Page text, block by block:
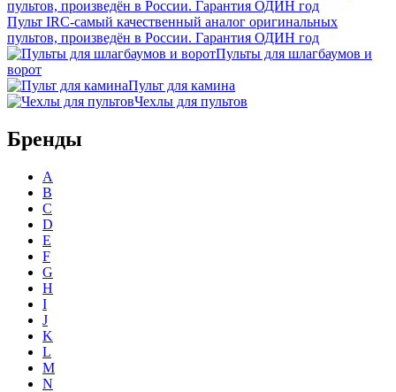
Пульт IRC-самый качественный аналог оригинальных
пультов, произведён в России. Гарантия ОДИН год
Пульты для шлагбаумов и
ворот
Пульт для камина
Чехлы для пультов
Бренды
A
B
C
D
E
F
G
H
I
J
K
L
M
N